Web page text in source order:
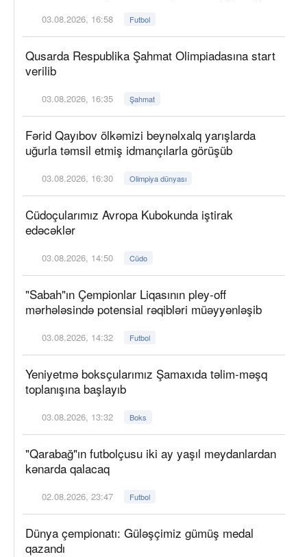
03.08.2026, 16:58 Futbol
Qusarda Respublika Şahmat Olimpiadasına start
verilib
03.08.2026, 16:35 Şahmat
Fərid Qayıbov ölkəmizi beynəlxalq yarışlarda
uğurla təmsil etmiş idmançılarla görüşüb
03.08.2026, 16:30 Olimpiya dünyası
Cüdoçularımız Avropa Kubokunda iştirak
edəcəklər
03.08.2026, 14:50 Cüdo
"Sabah"ın Çempionlar Liqasının pley-off
mərhələsində potensial rəqibləri müəyyənləşib
03.08.2026, 14:32 Futbol
Yeniyetmə boksçularımız Şamaxıda təlim-məşq
toplanışına başlayıb
03.08.2026, 13:32 Boks
"Qarabağ"ın futbolçusu iki ay yaşıl meydanlardan
kənarda qalacaq
02.08.2026, 23:47 Futbol
Dünya çempionatı: Güləşçimiz gümüş medal
qazandı